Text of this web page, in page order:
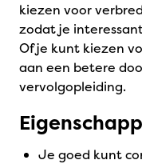
kiezen voor
zodat je
Of je kunt kiezen
aan een betere
vervolgopleiding.
je goed kunt